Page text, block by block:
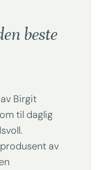
beste
Birgit
til daglig
av